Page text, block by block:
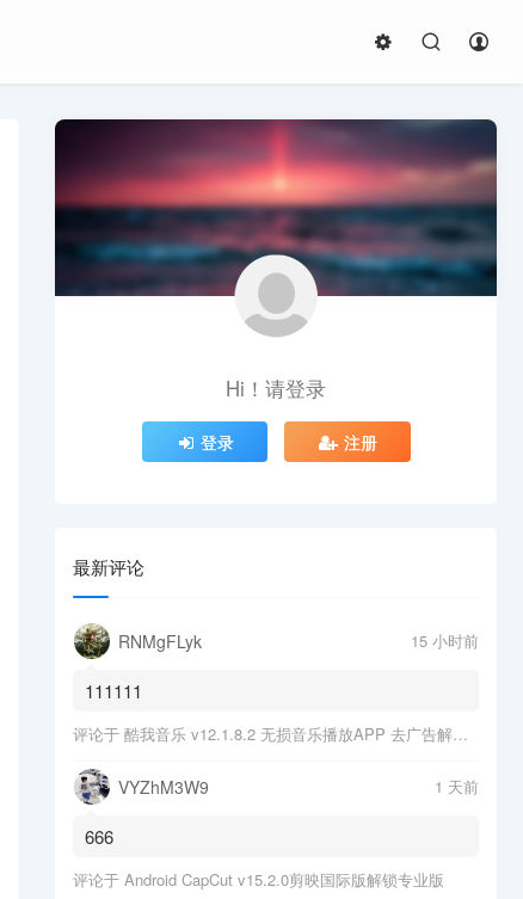
Hi！请登录
登录 注册
最新评论
RNMgFLyk 15 小时前
111111
评论于 酷我音乐 v12.1.8.2 无损音乐播放APP 去广告解锁会员版
VYZhM3W9 1 天前
666
评论于 Android CapCut v15.2.0剪映国际版解锁专业版